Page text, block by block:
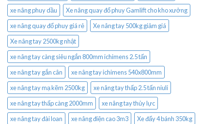
xe nâng phuy dầu
Xe nâng quay đổ phuy Gamlift cho kho xưởng
xe nâng quay đổ phuy giá rẻ
Xe nâng tay 500kg giảm giá
Xe nâng tay 2500kg nhật
xe nâng tay càng siêu ngắn 800mm ichimens 2.5 tấn
xe nâng tay gắn cân
xe nâng tay ichimens 540x800mm
xe nâng tay mạ kẽm 2500kg
xe nâng tay thấp 2.5 tấn niuli
xe nâng tay thấp càng 2000mm
xe nâng tay thủy lực
xe nâng tay đài loan
xe nâng điện cao 3m3
Xe đẩy 4 bánh 350kg